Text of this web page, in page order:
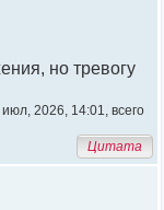
но тревогу
2026, 14:01, всего
Цитата